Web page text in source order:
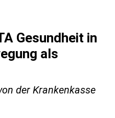
Gesundheit in
als
der Krankenkasse